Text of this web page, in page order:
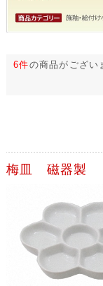
6件の商品がござい
梅皿 磁器製